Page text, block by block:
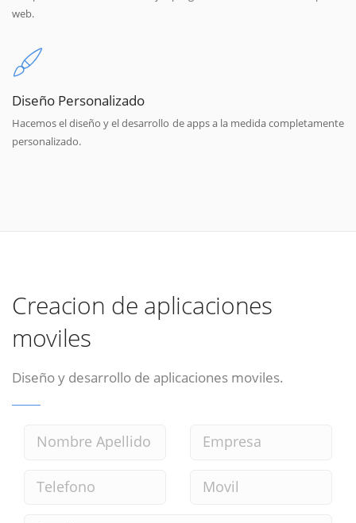
web.
Diseño Personalizado
Hacemos el diseño y el desarrollo de apps a la medida completamente
personalizado.
Creacion de aplicaciones
moviles
Diseño y desarrollo de aplicaciones moviles.